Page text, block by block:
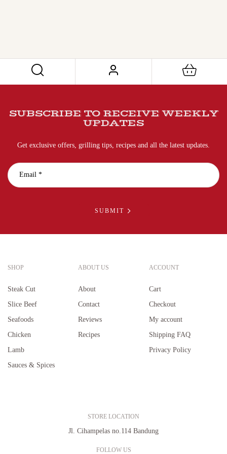
SUBSCRIBE TO RECEIVE WEEKLY
UPDATES
Get exclusive offers, grilling tips, recipes and all the latest updates.
SUBMIT
SHOP
Steak Cut
Slice Beef
Seafoods
Chicken
Lamb
Sauces & Spices
ABOUT US
About
Contact
Reviews
Recipes
ACCOUNT
Cart
Checkout
My account
Shipping FAQ
Privacy Policy
STORE LOCATION
Jl. Cihampelas no.114 Bandung
FOLLOW US